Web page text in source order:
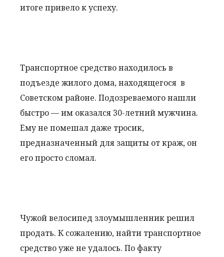
итоге привело к успеху.
Транспортное средство находилось в
подъезде жилого дома, находящегося в
Советском районе. Подозреваемого нашли
быстро — им оказался 30-летний мужчина.
Ему не помешал даже тросик,
предназначенный для защиты от краж, он
его просто сломал.
Чужой велосипед злоумышленник решил
продать. К сожалению, найти транспортное
средство уже не удалось. По факту